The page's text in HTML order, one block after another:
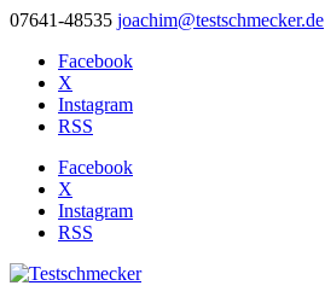
07641-48535 joachim@testschmecker.de
Facebook
X
Instagram
RSS
Facebook
X
Instagram
RSS